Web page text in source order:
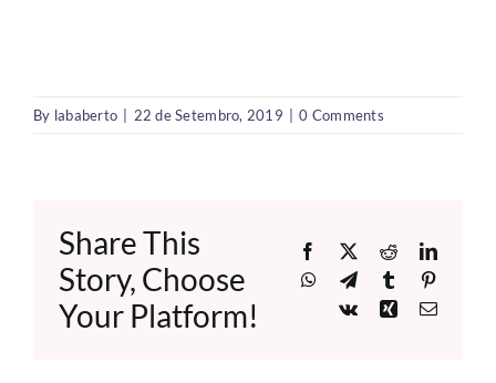
By lababerto 22 de Setembro, 2019 0 Comments
Share This
Story, Choose
Your Platform!
Facebook
X Reddit
WhatsApp
TelegramTumblr
Vk
XingEmail